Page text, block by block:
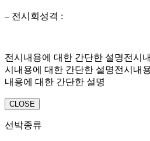
– 전시회성격 :
전시내용에 대한 간단한 설명전시
시내용에 대한 간단한 설명전시내
내용에 대한 간단한 설명
CLOSE
선박종류